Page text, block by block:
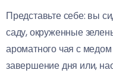
Представьте себе: вы
саду, окруженные
ароматного чая с
завершение дня или,